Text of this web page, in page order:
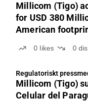
Millicom (Tigo)
for USD 380
American
0 likes 0
Regulatoriskt
Millicom (Tigo)
Celular del